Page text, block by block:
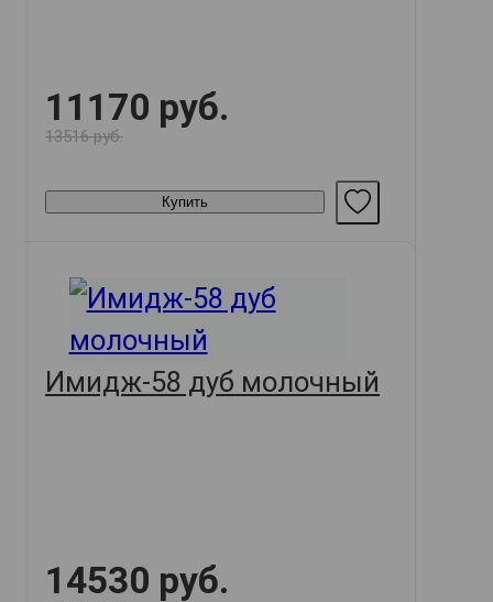
11170 руб.
13516 руб.
Купить
Имидж-58 дуб молочный
14530 руб.